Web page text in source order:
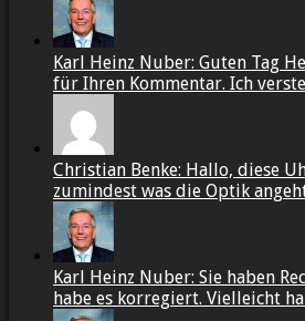
Karl Heinz Nuber: Guten Tag
für Ihren Kommentar. Ich
Christian Benke: Hallo, diese
zumindest was die Optik
Karl Heinz Nuber: Sie haben
habe es korregiert. Vielleicht